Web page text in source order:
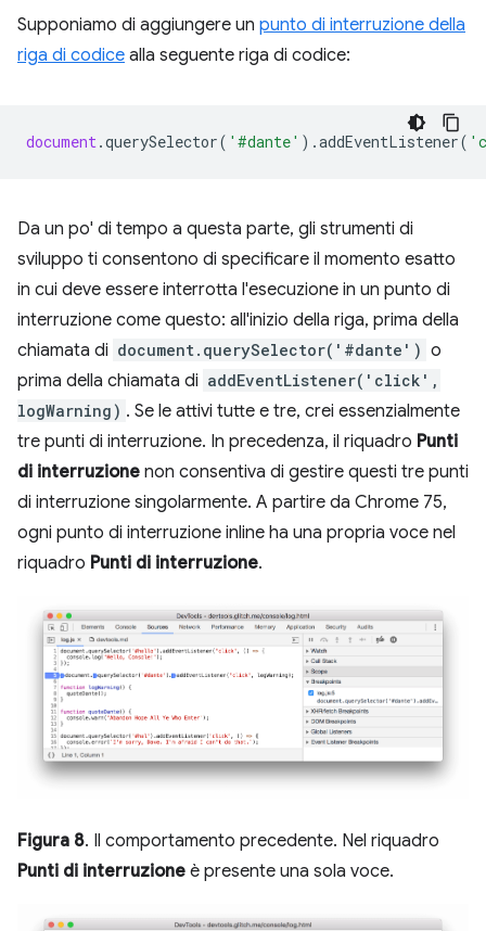
Supponiamo di aggiungere un punto di interruzione della
riga di codice alla seguente riga di codice:
document .querySelector( '#dante' ).addEventListener(
Da un po' di tempo a questa parte, gli strumenti di
sviluppo ti consentono di specificare il momento esatto
in cui deve essere interrotta l'esecuzione in un punto di
interruzione come questo: all'inizio della riga, prima della
chiamata di document.querySelector('#dante') o
prima della chiamata di addEventListener('click',
logWarning) . Se le attivi tutte e tre, crei essenzialmente
tre punti di interruzione. In precedenza, il riquadro Punti
di interruzione non consentiva di gestire questi tre punti
di interruzione singolarmente. A partire da Chrome 75,
ogni punto di interruzione inline ha una propria voce nel
riquadro Punti di interruzione.
Figura 8. Il comportamento precedente. Nel riquadro
Punti di interruzione è presente una sola voce.